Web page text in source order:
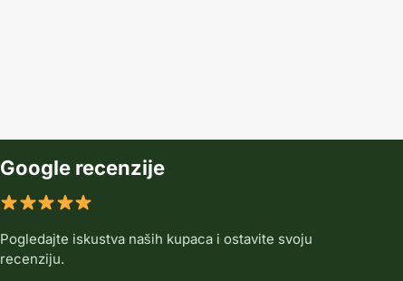
Google recenzije
Pogledajte iskustva naših kupaca i ostavite svoju
recenziju.